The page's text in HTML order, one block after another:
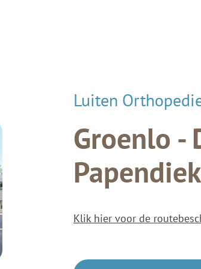
Luiten
Groenlo -
Papendiek
Klik hier voor de